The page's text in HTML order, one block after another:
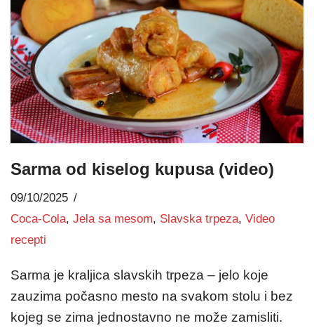
Sarma od kiselog kupusa (video)
09/10/2025
Coca-Cola, Jela sa mesom, Slavska trpeza, Video
recepti
Sarma je kraljica slavskih trpeza – jelo koje
zauzima počasno mesto na svakom stolu i bez
kojeg se zima jednostavno ne može zamisliti.